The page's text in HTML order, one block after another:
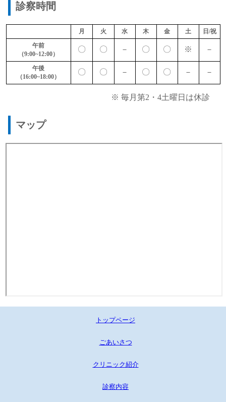
診察時間
月 火 水 木 金 土
日/祝
午前
（9:00~12:00）
〇 〇 － 〇 〇 ※ －
午後
（16:00~18:00）
〇 〇 － 〇 〇 － －
※ 毎月第2・4土曜日は休診
マップ
トップページ
ごあいさつ
クリニック紹介
診察内容